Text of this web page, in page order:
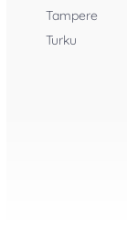
Tampere
Turku